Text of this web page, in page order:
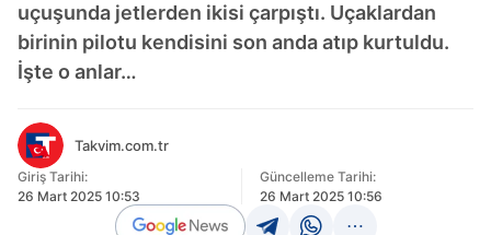
uçuşunda jetlerden ikisi çarpıştı. Uçaklardan
birinin pilotu kendisini son anda atıp kurtuldu.
İşte o anlar…
Takvim.com.tr
Giriş Tarihi:
26 Mart 2025 10:53
Güncelleme Tarihi:
26 Mart 2025 10:56